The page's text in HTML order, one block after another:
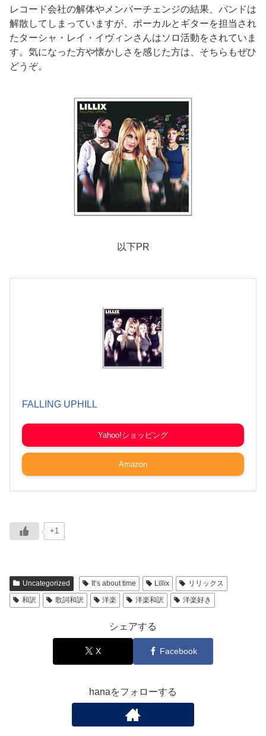
レコード会社の解体やメンバーチェンジの結果、バンドは
解散してしまっていますが、ボーカルとギターを担当され
たターシャ・レイ・イヴィンさんはソロ活動をされていま
す。気になった方や懐かしさを感じた方は、そちらもぜひ
どうぞ。
以下PR
FALLING UPHILL
Yahoo!ショッピング
Amazon
+1
Uncategorized It’s about time Lillix
リリックス
和訳
歌詞和訳 洋楽 洋楽和訳 洋楽好き
シェアする
X Facebook
hanaをフォローする